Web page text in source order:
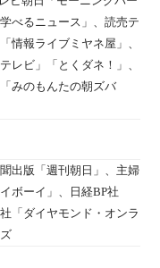
べるニュース」、読売テ
情報ライブミヤネ屋」、
レビ」「とくダネ！」、
みのもんたの朝ズバ
出版「週刊朝日」、主婦
ボーイ」、日経BP社
「ダイヤモンド・オンラ